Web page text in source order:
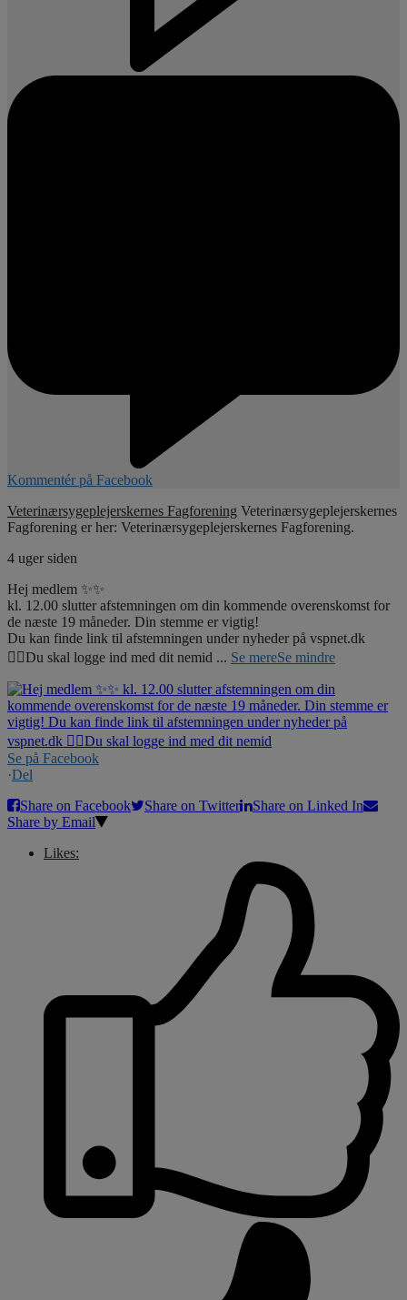
Kommentér på Facebook
Veterinærsygeplejerskernes Fagforening Veterinærsygeplejerskernes
Fagforening er her: Veterinærsygeplejerskernes Fagforening.
4 uger siden
Hej medlem ✨✨
kl. 12.00 slutter afstemningen om din kommende overenskomst for
de næste 19 måneder. Din stemme er vigtig!
Du kan finde link til afstemningen under nyheder på vspnet.dk
☝🏼Du skal logge ind med dit nemid ... Se mereSe mindre
Se på Facebook
·Del
Share on Facebook
Share on Twitter
Share on Linked In
Share by Email
Likes: